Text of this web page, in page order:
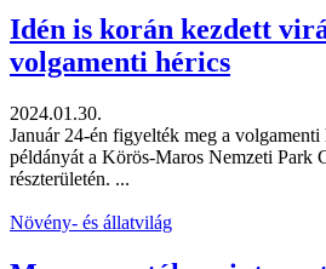
Idén is korán kezdett
volgamenti hérics
2024.01.30.
Január 24-én figyelték meg a volgamenti
példányát a Körös-Maros Nemzeti Park
részterületén. ...
Növény- és állatvilág